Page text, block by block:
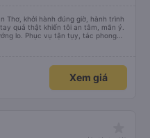
Thơ, khởi hành đúng giờ, hành trình
ý.
lo. Phục vụ tận tụy, tác phong
tiền vội vã. Xã hội loạn đạo. Xin gửi
Xem giá